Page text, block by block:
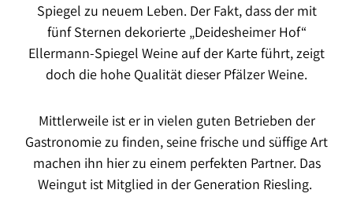
Spiegel zu neuem Leben. Der Fakt, dass der mit
fünf Sternen dekorierte „Deidesheimer Hof“
Ellermann-Spiegel Weine auf der Karte führt, zeigt
doch die hohe Qualität dieser Pfälzer Weine.
Mittlerweile ist er in vielen guten Betrieben der
Gastronomie zu finden, seine frische und süffige Art
machen ihn hier zu einem perfekten Partner. Das
Weingut ist Mitglied in der Generation Riesling.